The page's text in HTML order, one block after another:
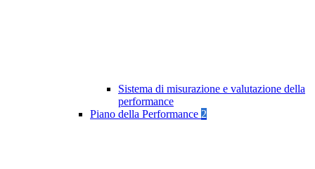
Sistema di misurazione e valutazione della
performance
Piano della Performance 2